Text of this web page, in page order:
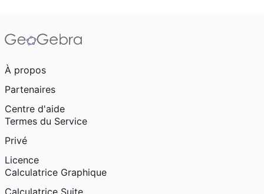
À propos
Partenaires
Centre d'aide
Termes du Service
Privé
Licence
Calculatrice Graphique
Calculatrice Suite